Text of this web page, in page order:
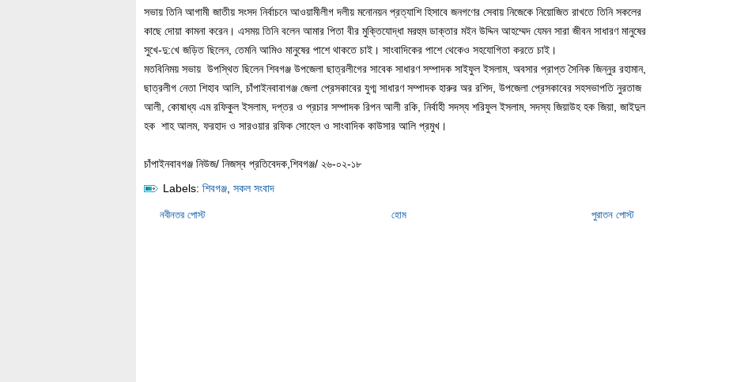
সভায় তিনি আগামী জাতীয় সংসদ নির্বাচনে আওয়ামীলীগ দলীয় মনোনয়ন প্রত্যাশি হিসাবে জনগণের সেবায় নিজেকে নিয়োজিত রাখতে তিনি সকলের
কাছে দোয়া কামনা করেন। এসময় তিনি বলেন আমার পিতা বীর মুক্তিযোদ্ধা মরহুম ডাক্তার মইন উদ্দিন আহম্মেদ যেমন সারা জীবন সাধারণ মানুষের
সুখে-দু:খে জড়িত ছিলেন, তেমনি আমিও মানুষের পাশে থাকতে চাই। সাংবাদিকের পাশে থেকেও সহযোগিতা করতে চাই।
মতবিনিময় সভায় উপস্থিত ছিলেন শিবগঞ্জ উপজেলা ছাত্রলীগের সাবেক সাধারণ সম্পাদক সাইফুল ইসলাম, অবসার প্রাপ্ত সৈনিক জিন্নুর রহামান,
ছাত্রলীগ নেতা শিহাব আলি, চাঁপাইনবাবাগঞ্জ জেলা প্রেসকাবের যুগ্ম সাধারণ সম্পাদক হারুর অর রশিদ, উপজেলা প্রেসকাবের সহসভাপতি নুরতাজ
আলী, কোষাধ্য এম রফিকুল ইসলাম, দপ্তর ও প্রচার সম্পাদক রিপন আলী রকি, নির্বাহী সদস্য শরিফুল ইসলাম, সদস্য জিয়াউহ হক জিয়া, জাইদুল
হক শাহ আলম, ফরহাদ ও সারওয়ার রফিক সোহেল ও সাংবাদিক কাউসার আলি প্রমুখ।
চাঁপাইনবাবগঞ্জ নিউজ/ নিজস্ব প্রতিবেদক,শিবগঞ্জ/ ২৬-০২-১৮
Labels: শিবগঞ্জ সকল সংবাদ
নবীনতর পোস্ট পুরাতন পোস্ট
হোম